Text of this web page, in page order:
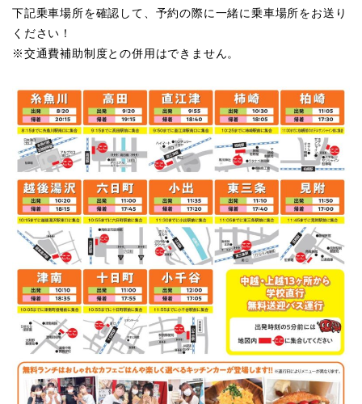
下記乗車場所を確認して、予約の際に一緒に乗車場所をお送り
ください！
※交通費補助制度との併用はできません。